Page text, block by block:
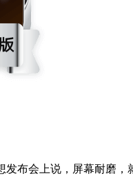
发布会上说，屏幕耐磨，